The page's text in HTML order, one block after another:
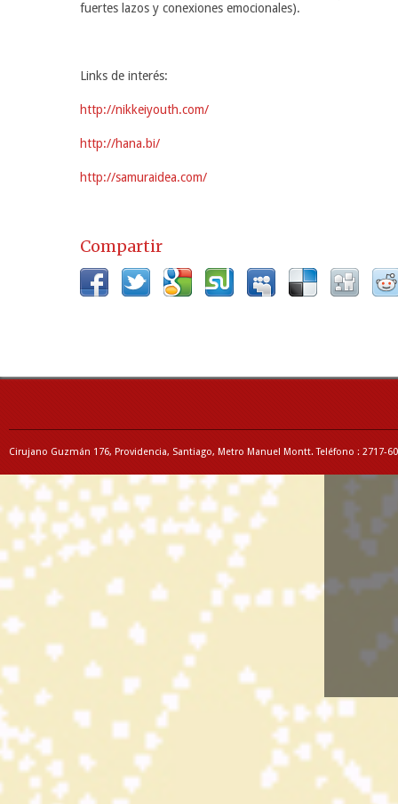
fuertes lazos y conexiones emocionales).
Links de interés:
http://nikkeiyouth.com/
http://hana.bi/
http://samuraidea.com/
Compartir
Cirujano Guzmán 176, Providencia, Santiago, Metro Manuel Montt. Teléfono : 2717-